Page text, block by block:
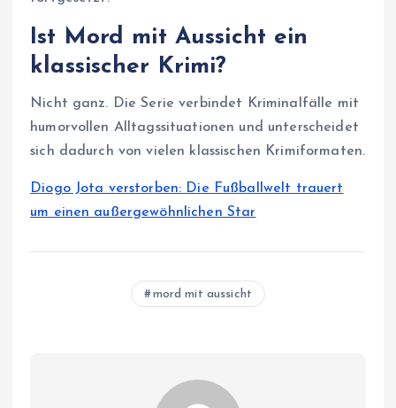
Ist Mord mit Aussicht ein
klassischer Krimi?
Nicht ganz. Die Serie verbindet Kriminalfälle mit
humorvollen Alltagssituationen und unterscheidet
sich dadurch von vielen klassischen Krimiformaten.
Diogo Jota verstorben: Die Fußballwelt trauert
um einen außergewöhnlichen Star
mord mit aussicht